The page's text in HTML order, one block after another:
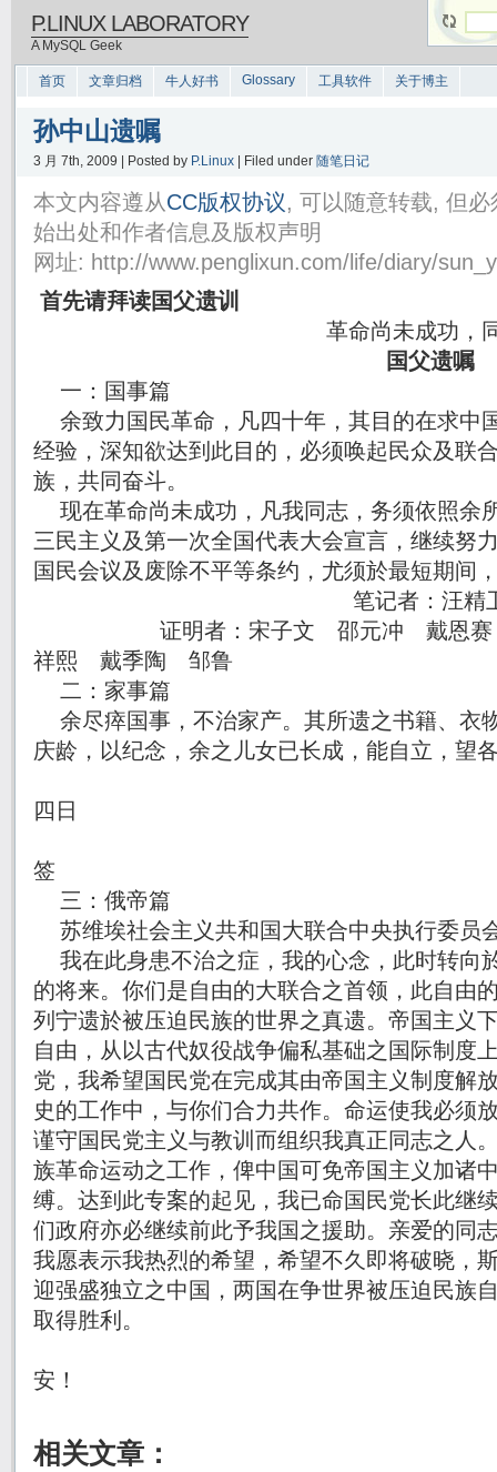
P.LINUX LABORATORY
A MySQL Geek
首页 文章归档 牛人好书 Glossary 工具软件 关于博主
孙中山遗嘱
3 月 7th, 2009 | Posted by P.Linux | Filed under 随笔日记
本文内容遵从CC版权协议, 可以随意转载, 但
始出处和作者信息及版权声明
网址: http://www.penglixun.com/life/diary/
首先请拜读国父遗训
革命尚未成功，同志仍
国父遗嘱
一：国事篇
余致力国民革命，凡四十年，其目的在求中
经验，深知欲达到此目的，必须唤起民众及联
族，共同奋斗。
现在革命尚未成功，凡我同志，务须依照余
三民主义及第一次全国代表大会宣言，继续努
国民会议及废除不平等条约，尤须於最短期间
笔记者：汪精
证明者：宋子文 邵元冲 戴恩赛
祥熙 戴季陶 邹鲁
二：家事篇
余尽瘁国事，不治家产。其所遗之书籍、衣
庆龄，以纪念，余之儿女已长成，能自立，望
四日
签
三：俄帝篇
苏维埃社会主义共和国大联合中央执行
我在此身患不治之症，我的心念，此时转向
的将来。你们是自由的大联合之首领，此自由
列宁遗於被压迫民族的世界之真遗。帝国主义
自由，从以古代奴役战争偏私基础之国际制度
党，我希望国民党在完成其由帝国主义制度解
史的工作中，与你们合力共作。命运使我必须
谨守国民党主义与教训而组织我真正同志之人
族革命运动之工作，俾中国可免帝国主义加诸
缚。达到此专案的起见，我已命国民党长此继
们政府亦必继续前此予我国之援助。亲爱的同
我愿表示我热烈的希望，希望不久即将破晓，
迎强盛独立之中国，两国在争世界被压迫民族
取得胜利。
安！
相关文章：